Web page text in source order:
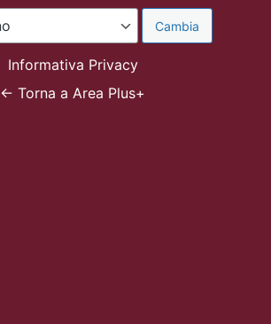
Informativa Privacy
← Torna a Area Plus+